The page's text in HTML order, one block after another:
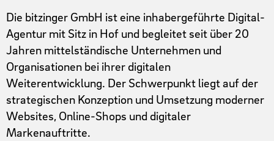
Die bitzinger GmbH ist eine inhabergeführte Digital-
Agentur mit Sitz in Hof und begleitet seit über 20
Jahren mittelständische Unternehmen und
Organisationen bei ihrer digitalen
Weiterentwicklung. Der Schwerpunkt liegt auf der
strategischen Konzeption und Umsetzung moderner
Websites, Online-Shops und digitaler
Markenauftritte.